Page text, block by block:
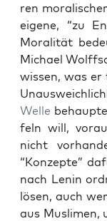
ren
eige­ne, “zu
Mora­li­tät
Micha­el
wis­sen, was
Welle
feln will,
nicht
“Kon­zep­te”
nach Lenin
lösen, auch
aus Mus­li­men,